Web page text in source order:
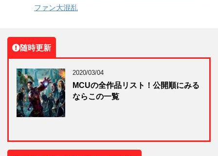
ファン大混乱
随時更新
2020/03/04
MCUの全作品リスト！公開順にみる
ならこの一覧